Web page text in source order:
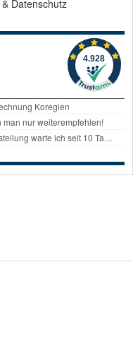
& Datenschutz